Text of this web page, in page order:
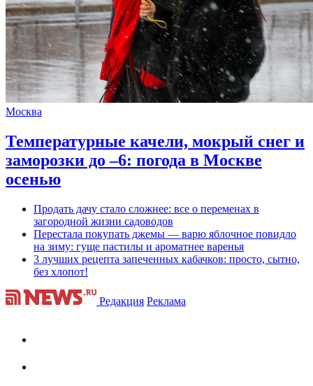
Москва
Температурные качели, мокрый снег и
заморозки до –6: погода в Москве
осенью
Продать дачу стало сложнее: все о переменах в
загородной жизни садоводов
Перестала покупать джемы — варю яблочное повидло
на зиму: гуще пастилы и ароматнее варенья
3 лучших рецепта запеченных кабачков: просто, сытно,
без хлопот!
Редакция Реклама